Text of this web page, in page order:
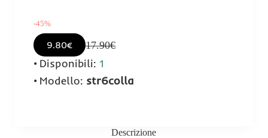
-45%
9.80€ 17.90€
Disponibili: 1
Modello: str6colla
Descrizione